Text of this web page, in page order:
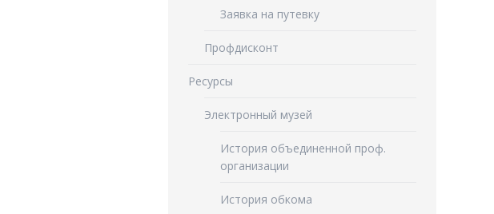
Заявка на путевку
Профдисконт
Ресурсы
Электронный музей
История объединенной проф.
организации
История обкома